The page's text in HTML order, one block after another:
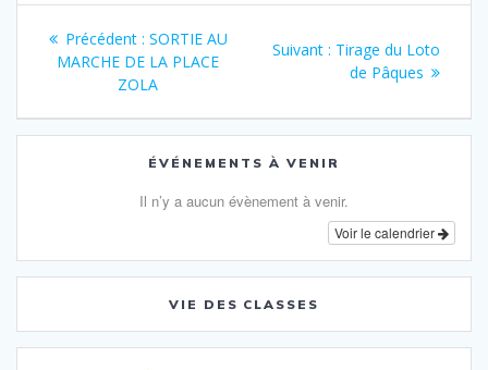
Navigation
de
l’article
Précédent : Article
précédent
:
SORTIE AU
MARCHE DE LA PLACE
ZOLA
Suivant : Article
suivant
Tirage du Loto
de Pâques
ÉVÉNEMENTS À VENIR
Il n’y a aucun évènement à venir.
Voir le calendrier
VIE DES CLASSES